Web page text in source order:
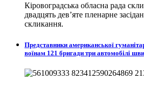
Кіровоградська обласна рада
двадцять дев’яте пленарне
скликання.
Представники американської
воїнам 121 бригади три автомобілі